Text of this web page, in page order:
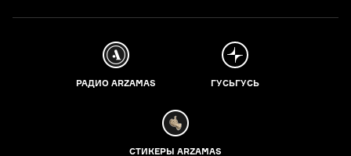
РАДИО ARZAMAS ГУСЬГУСЬ
СТИКЕРЫ ARZAMAS